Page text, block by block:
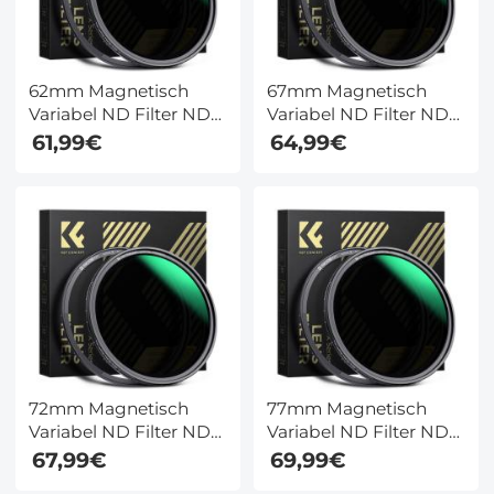
62mm Magnetisch
Variabel ND Filter ND8
- ND128 (3-7 Stops)
Neutral Density Filter
Beschichtungen Nano
Xcel Serie
61,99€
67mm Magnetisch
Variabel ND Filter ND8
- ND128 (3-7 Stops)
Neutral Density Filter
Beschichtungen Nano
Xcel Serie
64,99€
72mm Magnetisch
Variabel ND Filter ND8
- ND128 (3-7 Stops)
Neutral Density Filter
67,99€
77mm Magnetisch
Variabel ND Filter ND8
- ND128 (3-7 Stops)
Neutral Density Filter
69,99€